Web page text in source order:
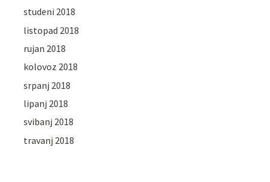
studeni 2018
listopad 2018
rujan 2018
kolovoz 2018
srpanj 2018
lipanj 2018
svibanj 2018
travanj 2018